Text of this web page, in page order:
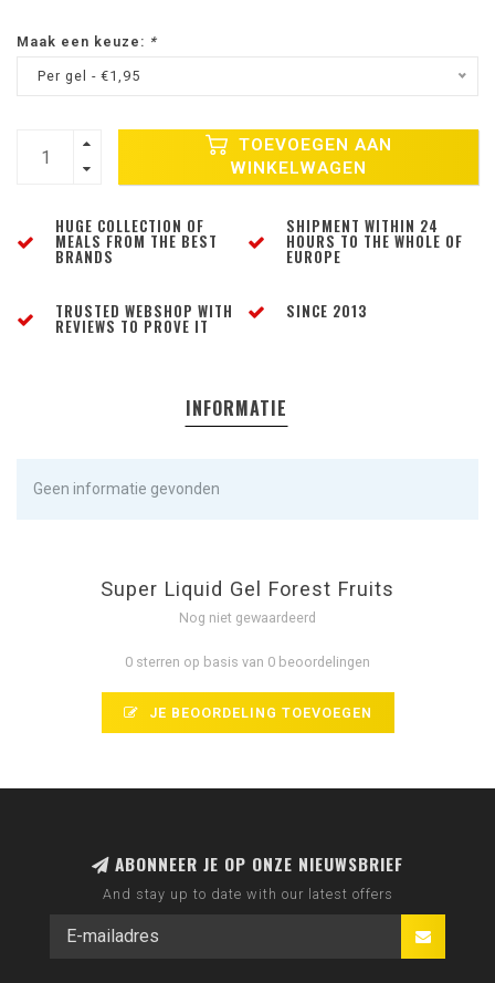
Maak een keuze: *
Per gel - €1,95
TOEVOEGEN AAN
WINKELWAGEN
HUGE COLLECTION OF
MEALS FROM THE BEST
BRANDS
SHIPMENT WITHIN 24
HOURS TO THE WHOLE OF
EUROPE
TRUSTED WEBSHOP WITH
REVIEWS TO PROVE IT
SINCE 2013
INFORMATIE
Geen informatie gevonden
Super Liquid Gel Forest Fruits
Nog niet gewaardeerd
0 sterren op basis van 0 beoordelingen
JE BEOORDELING TOEVOEGEN
ABONNEER JE OP ONZE NIEUWSBRIEF
And stay up to date with our latest offers